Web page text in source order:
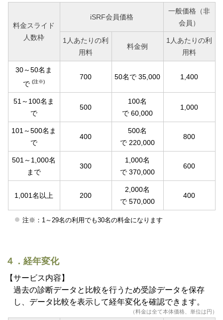
料金スライド
人数枠
iSRF会員価格
一般価格（非
会員）
1人あたりの利
用料
料金例
1人あたりの利
用料
30～50名ま
で (注※)
700 50名で 35,000 1,400
51～100名ま
で
500
100名
で 60,000
1,000
101～500名ま
で
400
500名
で 220,000
800
501～1,000名
まで
300
1,000名
で 370,000
600
1,001名以上 200
2,000名
で 570,000
400
注※：1～29名の利用でも30名の料金になります
４．経年変化
【サービス内容】
過去の診断データと比較を行うため受診データを保存
し、データ比較を表示して経年変化を確認できます。
（料金は全て本体価格、単位は円）